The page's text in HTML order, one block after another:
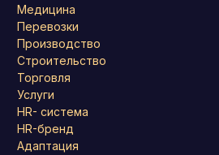
Медицина
Перевозки
Производство
Строительство
Торговля
Услуги
HR- система
HR-бренд
Адаптация